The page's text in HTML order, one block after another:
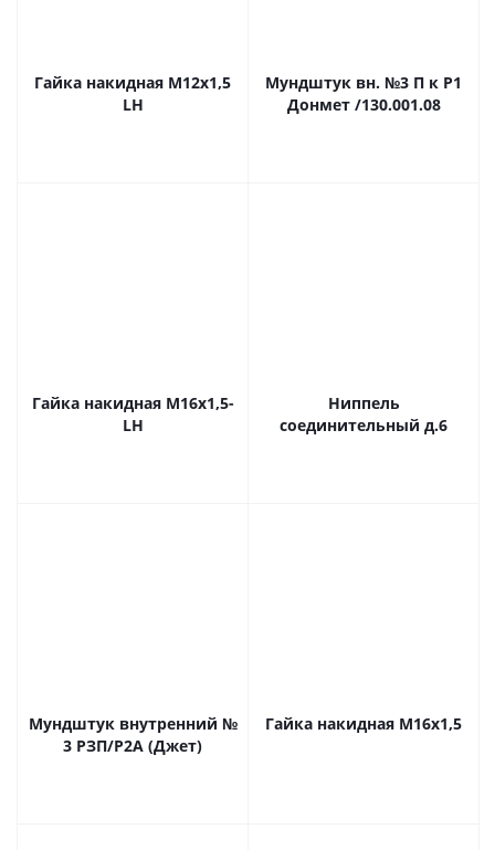
Гайка накидная М12х1,5
LH
Мундштук вн. №3 П к Р1
Донмет /130.001.08
Гайка накидная М16х1,5-
LH
Ниппель
соединительный д.6
Мундштук внутренний №
3 РЗП/Р2А (Джет)
Гайка накидная М16х1,5